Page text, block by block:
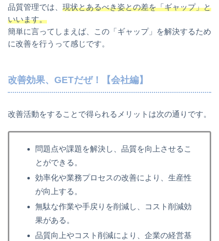
品質管理では、 現状とあるべき姿との差を「ギャップ」と
いいます。
簡単に言ってしまえば、この「ギャップ」を解決するため
に改善を行うって感じです。
改善効果、GETだぜ！【会社編】
改善活動をすることで得られるメリットは次の通りです。
問題点や課題を解決し、品質を向上させるこ
とができる。
効率化や業務プロセスの改善により、生産性
が向上する。
無駄な作業や手戻りを削減し、コスト削減効
果がある。
品質向上やコスト削減により、企業の経営基